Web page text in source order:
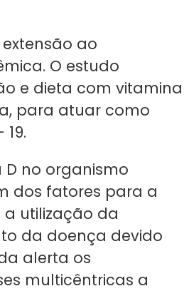
ao
O estudo
e dieta com vitamina
para atuar como
no organismo
dos fatores para a
utilização da
da doença devido
alerta os
multicêntricas a